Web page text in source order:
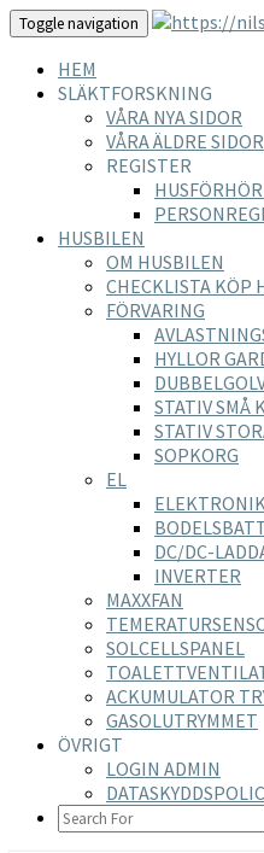
Toggle navigation
HEM
SLÄKTFORSKNING
VÅRA NYA SIDOR
VÅRA ÄLDRE SIDOR
REGISTER
HUSBILEN
OM HUSBILEN
CHECKLISTA KÖP
FÖRVARING
HYLLOR
STATIV SMÅ
STATIV
SOPKORG
EL
DC/DC-
INVERTER
MAXXFAN
SOLCELLSPANEL
ACKUMULATOR
GASOLUTRYMMET
ÖVRIGT
LOGIN ADMIN
SEARCH
ICON